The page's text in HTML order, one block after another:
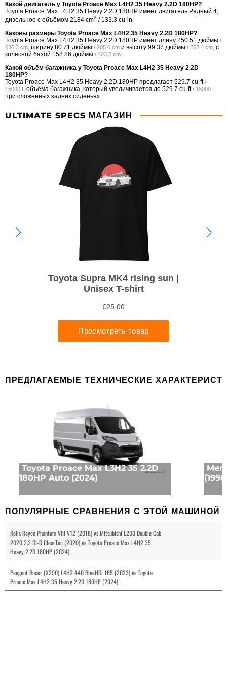
Какой двигатель у Toyota Proace Max L4H2 35 Heavy 2.2D 180HP?
Toyota Proace Max L4H2 35 Heavy 2.2D 180HP имеет двигатель Рядный 4,
дизельное с объёмом 2184 cm3 / 133.3 cu-in.
Каковы размеры Toyota Proace Max L4H2 35 Heavy 2.2D 180HP?
Toyota Proace Max L4H2 35 Heavy 2.2D 180HP имеет длину 250.51 дюймы /
636.3 cm, ширину 80.71 дюймы / 205.0 cm и высоту 99.37 дюймы / 252.4 cm, с
колёсной базой 158.86 дюймы / 403.5 cm.
Какой объём багажника у Toyota Proace Max L4H2 35 Heavy 2.2D
180HP?
Toyota Proace Max L4H2 35 Heavy 2.2D 180HP предлагает 529.7 cu-ft /
15000 L объёма багажника, который увеличивается до 529.7 cu-ft / 15000 L
при сложенных задних сиденьях.
ULTIMATE SPECS МАГАЗИН
ПРЕДЛАГАЕМЫЕ ТЕХНИЧЕСКИЕ
Toyota Proace Max L3H2 35 2.2D
180HP Auto (2024)
ПОПУЛЯРНЫЕ СРАВНЕНИЯ С ЭТОЙ МАШИНОЙ
Rolls Royce Phantom VIII V12 (2018) vs Mitsubishi L200 Double Cab
2020 2.2 DI-D ClearTec (2020) vs Toyota Proace Max L4H2 35
Heavy 2.2D 180HP (2024)
Peugeot Boxer (X290) L4H2 440 BlueHDi 165 (2023) vs Toyota
Proace Max L4H2 35 Heavy 2.2D 180HP (2024)